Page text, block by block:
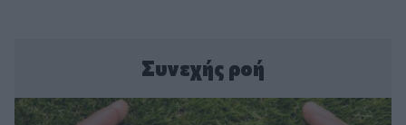
Συνεχής ροή